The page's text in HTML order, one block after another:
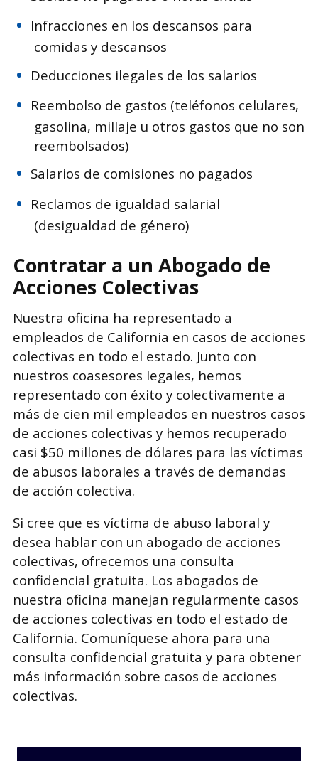
Infracciones en los descansos para
comidas y descansos
Deducciones ilegales de los salarios
Reembolso de gastos (teléfonos celulares,
gasolina, millaje u otros gastos que no son
reembolsados)
Salarios de comisiones no pagados
Reclamos de igualdad salarial
(desigualdad de género)
Contratar a un Abogado de
Acciones Colectivas
Nuestra oficina ha representado a
empleados de California en casos de acciones
colectivas en todo el estado. Junto con
nuestros coasesores legales, hemos
representado con éxito y colectivamente a
más de cien mil empleados en nuestros casos
de acciones colectivas y hemos recuperado
casi $50 millones de dólares para las víctimas
de abusos laborales a través de demandas
de acción colectiva.
Si cree que es víctima de abuso laboral y
desea hablar con un abogado de acciones
colectivas, ofrecemos una consulta
confidencial gratuita. Los abogados de
nuestra oficina manejan regularmente casos
de acciones colectivas en todo el estado de
California. Comuníquese ahora para una
consulta confidencial gratuita y para obtener
más información sobre casos de acciones
colectivas.